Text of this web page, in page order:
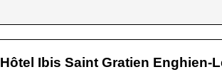
Hôtel Ibis Saint Gratien